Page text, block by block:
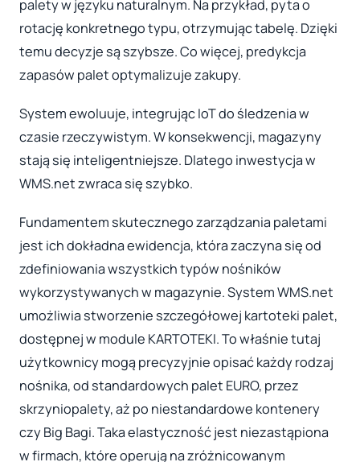
palety w języku naturalnym. Na przykład, pyta o
rotację konkretnego typu, otrzymując tabelę. Dzięki
temu decyzje są szybsze. Co więcej, predykcja
zapasów palet optymalizuje zakupy.
System ewoluuje, integrując IoT do śledzenia w
czasie rzeczywistym. W konsekwencji, magazyny
stają się inteligentniejsze. Dlatego inwestycja w
WMS.net zwraca się szybko.
Fundamentem skutecznego zarządzania paletami
jest ich dokładna ewidencja, która zaczyna się od
zdefiniowania wszystkich typów nośników
wykorzystywanych w magazynie. System WMS.net
umożliwia stworzenie szczegółowej kartoteki palet,
dostępnej w module KARTOTEKI. To właśnie tutaj
użytkownicy mogą precyzyjnie opisać każdy rodzaj
nośnika, od standardowych palet EURO, przez
skrzyniopalety, aż po niestandardowe kontenery
czy Big Bagi. Taka elastyczność jest niezastąpiona
w firmach, które operują na zróżnicowanym